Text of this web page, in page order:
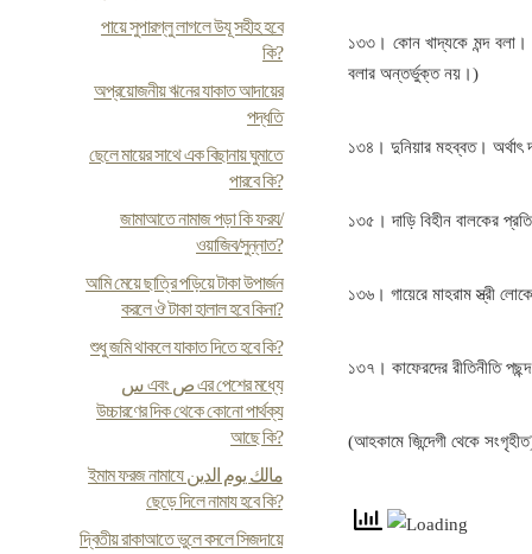
পায়ে সুপারগ্লু লাগলে উযূ সহীহ হবে
কি?
অপ্রয়োজনীয় ঋনের যাকাত আদায়ের
পদ্ধতি
ছেলে মায়ের সাথে এক বিছানায় ঘুমাতে
পারবে কি?
জামাআতে নামাজ পড়া কি ফরয/
ওয়াজিব/সুন্নাত?
আমি মেয়ে ছাত্রি পড়িয়ে টাকা উপার্জন
করলে ঔ টাকা হালাল হবে কিনা?
শুধু জমি থাকলে যাকাত দিতে হবে কি?
س এবং ص এর পেশের মধ্যে
উচ্চারণের দিক থেকে কোনো পার্থক্য
আছে কি?
ইমাম ফরজ নামাযে مالك يوم الدين
ছেড়ে দিলে নামায হবে কি?
দ্বিতীয় রাকাআতে ভুলে বসলে সিজদায়ে
১৩৩। কোন খাদ্যকে মন্দ বলা।
বলার অন্তর্ভুক্ত নয়।)
১৩৪। দুনিয়ার মহব্বত। অর্থাৎ
১৩৫। দাড়ি বিহীন বালকের
১৩৬। গায়েরে মাহরাম স্ত্রী
১৩৭। কাফেরদের রীতিনীতি
(আহকামে জিন্দেগী থেকে